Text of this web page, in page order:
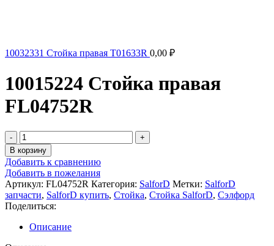
10032331 Стойка правая T01633R 0,00 ₽
10015224 Стойка правая
FL04752R
Количество
товара
10015224
Стойка
правая
FL04752R
В корзину
Добавить к сравнению
Добавить в пожелания
Артикул: FL04752R Категория: SalforD Метки: SalforD
запчасти, SalforD купить, Стойка, Стойка SalforD, Сэлфорд
Поделиться:
Описание